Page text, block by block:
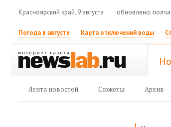
Красноярский край, 9 августа обновлено:
Погода в августе Карта отключений воды
Лента новостей Сюжеты Архив